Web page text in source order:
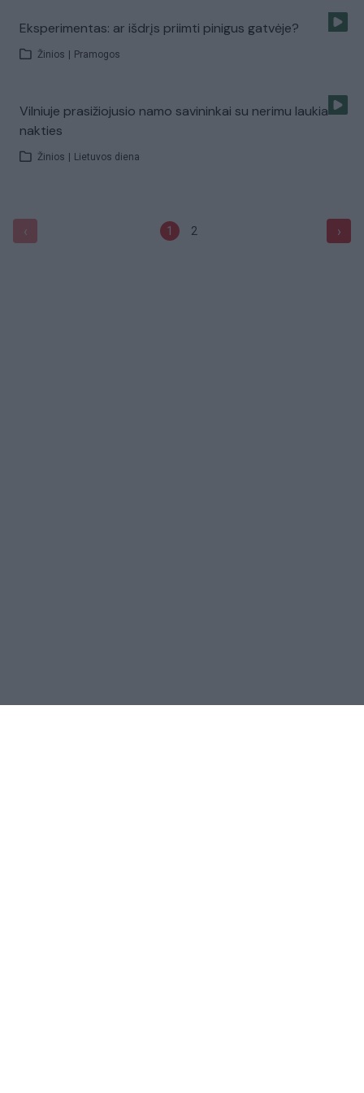
Eksperimentas: ar išdrįs priimti pinigus gatvėje?
Žinios Pramogos
Vilniuje prasižiojusio namo savininkai su nerimu laukia
nakties
Žinios Lietuvos diena
‹ 1 2 ›